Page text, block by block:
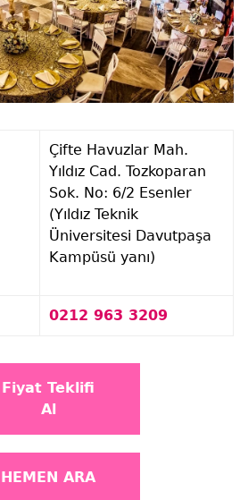
Çifte Havuzlar Mah.
Yıldız Cad. Tozkoparan
Sok. No: 6/2 Esenler
(Yıldız Teknik
Üniversitesi Davutpaşa
Kampüsü yanı)
0212 963 3209
Fiyat Teklifi
Al
HEMEN ARA